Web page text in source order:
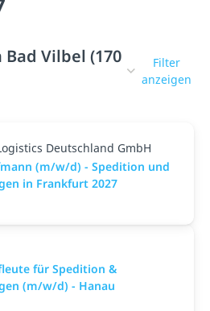
Vilbel (170
Filter
anzeigen
Deutschland GmbH
(m/w/d) - Spedition und
in Frankfurt 2027
für Spedition &
(m/w/d) - Hanau